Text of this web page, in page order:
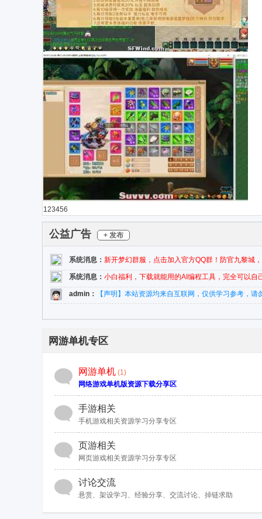
123456
公益广告 + 发布
系统消息： 新开梦幻群服，点击加入官方QQ群！防官九黎城
系统消息： 小白福利，下载就能用的AI编程工具，完全可以
admin ： 【声明】本站资源均来自互联网，仅供学习参考，
网游单机专区
网游单机 (1)
网络游戏单机版资源下载分享区
手游相关
手机游戏相关资源学习分享专区
页游相关
网页游戏相关资源学习分享专区
讨论交流
悬赏、架设学习、经验分享、交流讨论、掉链求助